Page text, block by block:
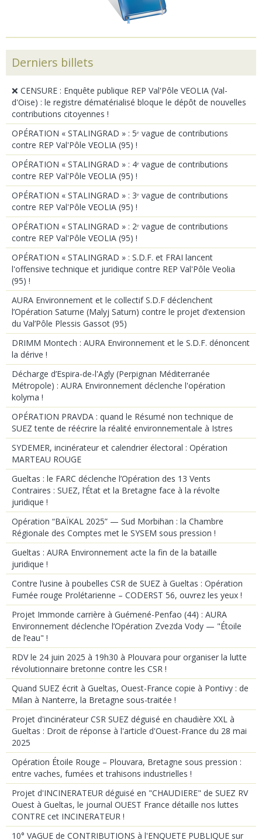
Derniers billets
❌ CENSURE : Enquête publique REP Val'Pôle VEOLIA (Val-
d'Oise) : le registre dématérialisé bloque le dépôt de nouvelles
contributions citoyennes !
OPÉRATION « STALINGRAD » : 5ᵉ vague de contributions
contre REP Val'Pôle VEOLIA (95) !
OPÉRATION « STALINGRAD » : 4ᵉ vague de contributions
contre REP Val'Pôle VEOLIA (95) !
OPÉRATION « STALINGRAD » : 3ᵉ vague de contributions
contre REP Val'Pôle VEOLIA (95) !
OPÉRATION « STALINGRAD » : 2ᵉ vague de contributions
contre REP Val'Pôle VEOLIA (95) !
OPÉRATION « STALINGRAD » : S.D.F. et FRAI lancent
l'offensive technique et juridique contre REP Val'Pôle Veolia
(95) !
AURA Environnement et le collectif S.D.F déclenchent
l’Opération Saturne (Malyj Saturn) contre le projet d’extension
du Val’Pôle Plessis Gassot (95)
DRIMM Montech : AURA Environnement et le S.D.F. dénoncent
la dérive !
Décharge d’Espira-de-l'Agly (Perpignan Méditerranée
Métropole) : AURA Environnement déclenche l'opération
kolyma !
OPÉRATION PRAVDA : quand le Résumé non technique de
SUEZ tente de réécrire la réalité environnementale à Istres
SYDEMER, incinérateur et calendrier électoral : Opération
MARTEAU ROUGE
Gueltas : le FARC déclenche l’Opération des 13 Vents
Contraires : SUEZ, l’État et la Bretagne face à la révolte
juridique !
Opération “BAÏKAL 2025” — Sud Morbihan : la Chambre
Régionale des Comptes met le SYSEM sous pression !
Gueltas : AURA Environnement acte la fin de la bataille
juridique !
Contre l’usine à poubelles CSR de SUEZ à Gueltas : Opération
Fumée rouge Prolétarienne – CODERST 56, ouvrez les yeux !
Projet Immonde carrière à Guémené-Penfao (44) : AURA
Environnement déclenche l’Opération Zvezda Vody — "Étoile
de l’eau" !
RDV le 24 juin 2025 à 19h30 à Plouvara pour organiser la lutte
révolutionnaire bretonne contre les CSR !
Quand SUEZ écrit à Gueltas, Ouest-France copie à Pontivy : de
Milan à Nanterre, la Bretagne sous-traitée !
Projet d'incinérateur CSR SUEZ déguisé en chaudière XXL à
Gueltas : Droit de réponse à l'article d'Ouest-France du 28 mai
2025
Opération Étoile Rouge – Plouvara, Bretagne sous pression :
entre vaches, fumées et trahisons industrielles !
Projet d'INCINERATEUR déguisé en "CHAUDIERE" de SUEZ RV
Ouest à Gueltas, le journal OUEST France détaille nos luttes
CONTRE cet INCINERATEUR !
10° VAGUE de CONTRIBUTIONS à l'ENQUETE PUBLIQUE sur